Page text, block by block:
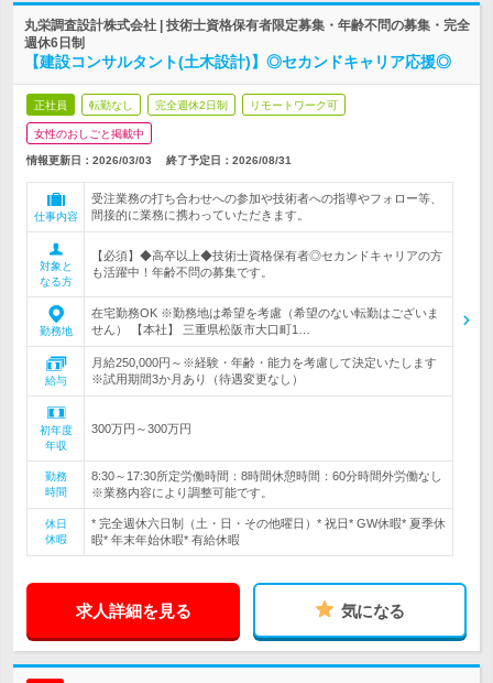
丸栄調査設計株式会社 | 技術士資格保有者限定募集・年齢不問の募集・完全
週休6日制
【建設コンサルタント(土木設計)】◎セカンドキャリア応援◎
正社員 転勤なし 完全週休2日制 リモートワーク可
女性のおしごと掲載中
情報更新日：2026/03/03 終了予定日： 2026/08/31
仕事内容
受注業務の打ち合わせへの参加や技術者への指導やフォロー等、
間接的に業務に携わっていただきます。
対象と
なる方
【必須】◆高卒以上◆技術士資格保有者◎セカンドキャリアの方
も活躍中！年齢不問の募集です。
勤務地
在宅勤務OK ※勤務地は希望を考慮（希望のない転勤はございま
せん） 【本社】 三重県松阪市大口町1…
給与
月給250,000円～※経験・年齢・能力を考慮して決定いたします
※試用期間3か月あり（待遇変更なし）
初年度
年収
300万円～300万円
勤務
時間
8:30～17:30所定労働時間：8時間休憩時間：60分時間外労働なし
※業務内容により調整可能です。
休日
休暇
* 完全週休六日制（土・日・その他曜日）* 祝日* GW休暇* 夏季休
暇* 年末年始休暇* 有給休暇
求人詳細を見る 気になる